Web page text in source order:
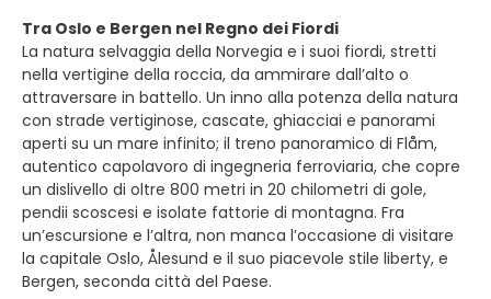
Tra Oslo e Bergen nel Regno dei Fiordi
La natura selvaggia della Norvegia e i suoi fiordi, stretti
nella vertigine della roccia, da ammirare dall’alto o
attraversare in battello. Un inno alla potenza della natura
con strade vertiginose, cascate, ghiacciai e panorami
aperti su un mare infinito; il treno panoramico di Flåm,
autentico capolavoro di ingegneria ferroviaria, che copre
un dislivello di oltre 800 metri in 20 chilometri di gole,
pendii scoscesi e isolate fattorie di montagna. Fra
un’escursione e l’altra, non manca l’occasione di visitare
la capitale Oslo, Ålesund e il suo piacevole stile liberty, e
Bergen, seconda città del Paese.